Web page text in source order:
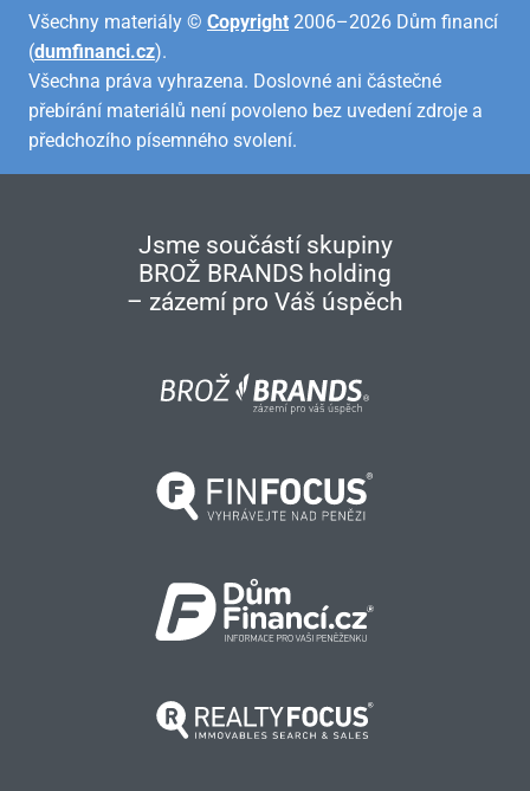
Všechny materiály © Copyright 2006–2026 Dům financí
(dumfinanci.cz).
Všechna práva vyhrazena. Doslovné ani částečné
přebírání materiálů není povoleno bez uvedení zdroje a
předchozího písemného svolení.
Jsme součástí skupiny
BROŽ BRANDS holding
– zázemí pro Váš úspěch